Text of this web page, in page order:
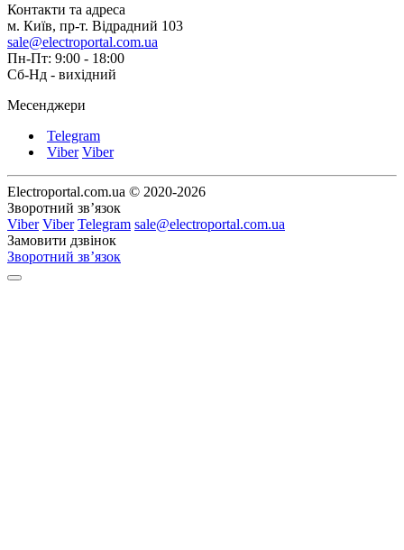
Контакти та адреса
м. Київ, пр-т. Відрадний 103
sale@electroportal.com.ua
Пн-Пт: 9:00 - 18:00
Сб-Нд - вихідний
Месенджери
Telegram
Viber Viber
Electroportal.com.ua © 2020-2026
Зворотний зв’язок
Viber Viber Telegram sale@electroportal.com.ua
Замовити дзвінок
Зворотний зв’язок